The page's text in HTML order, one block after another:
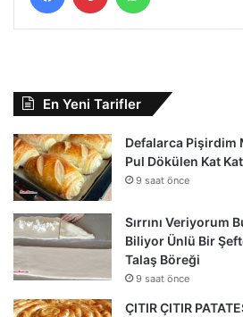
En Yeni Tarifler
Defalarca Pişirdim
Pul Dökülen Kat
9 saat önce
Sırrını Veriyorum
Biliyor Ünlü Bir
Talaş Böreği
9 saat önce
ÇITIR ÇITIR